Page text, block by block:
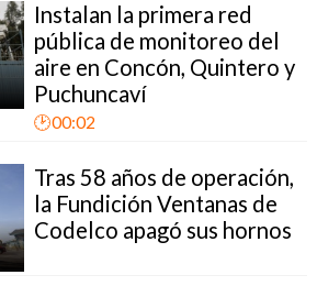
Instalan la primera red
pública de monitoreo del
aire en Concón, Quintero y
Puchuncaví
🕑00:02
Tras 58 años de operación,
la Fundición Ventanas de
Codelco apagó sus hornos